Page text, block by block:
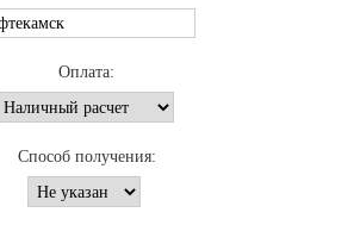
Оплата:
Способ получения: